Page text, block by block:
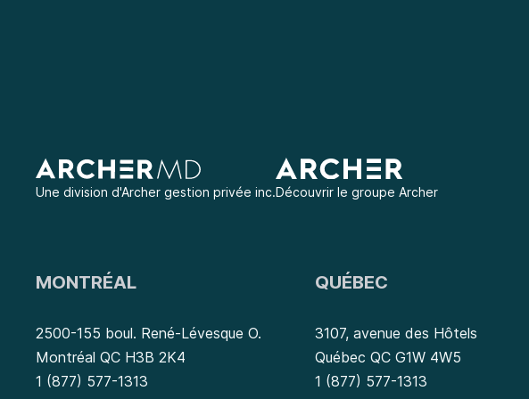
Une division d'Archer gestion privée inc.Découvrir le groupe Archer
MONTRÉAL
2500-155 boul. René-Lévesque O.
Montréal QC H3B 2K4
1 (877) 577-1313
QUÉBEC
3107, avenue des Hôtels
Québec QC G1W 4W5
1 (877) 577-1313